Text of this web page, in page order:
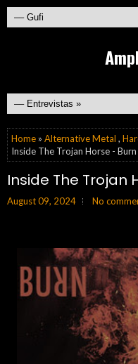
Home » Alternative Metal ,
Inside The Trojan Horse - Burn
Inside The Trojan
August 09, 2024 No